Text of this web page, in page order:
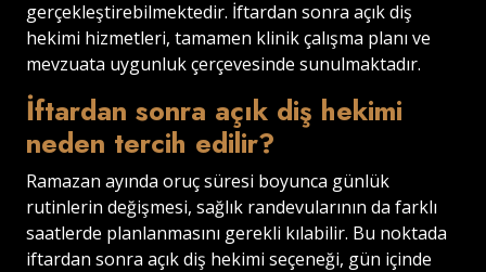
gerçekleştirebilmektedir. İftardan sonra açık diş
hekimi hizmetleri, tamamen klinik çalışma planı ve
mevzuata uygunluk çerçevesinde sunulmaktadır.
İftardan sonra açık diş hekimi
neden tercih edilir?
Ramazan ayında oruç süresi boyunca günlük
rutinlerin değişmesi, sağlık randevularının da farklı
saatlerde planlanmasını gerekli kılabilir. Bu noktada
iftardan sonra açık diş hekimi seçeneği, gün içinde